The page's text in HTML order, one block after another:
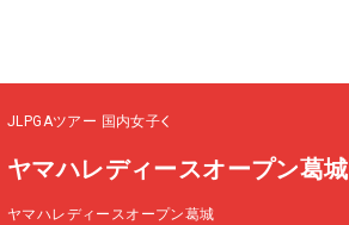
JLPGAツアー 国内女子
ヤマハレディースオープン葛城
ヤマハレディースオープン葛城